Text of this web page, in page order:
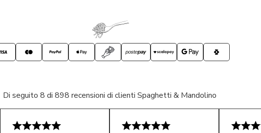
Di seguito 8 di 898 recensioni di clienti Spaghetti & Mandolino